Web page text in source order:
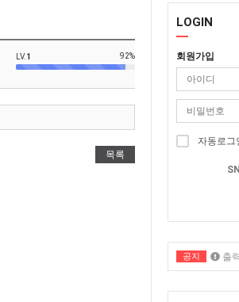
LV.1 92%
목록
LOGIN
회원가입
자동로그
공지 출